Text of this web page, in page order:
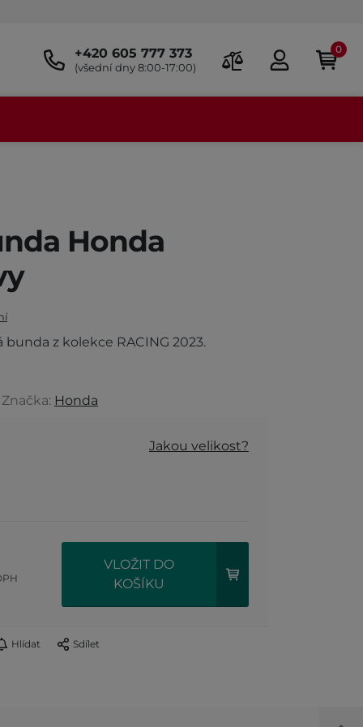
+420 605 777 373
(všední dny 8:00-17:00)
0
Honda
z kolekce RACING 2023.
Značka: Honda
Jakou velikost?
VLOŽIT DO
KOŠÍKU
Hlídat Sdílet